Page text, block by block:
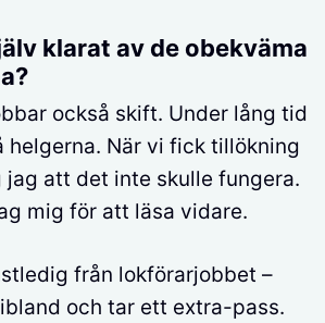
klarat av de obekväma
också skift. Under lång tid
helgerna. När vi fick tillökning
jag att det inte skulle fungera.
mig för att läsa vidare.
från lokförarjobbet –
och tar ett extra-pass.